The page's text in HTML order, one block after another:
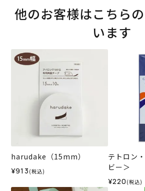
他のお客様はこちら
います
harudake（15mm）
¥913 (税込)
テトロン
ビー＞
¥220 (税込)